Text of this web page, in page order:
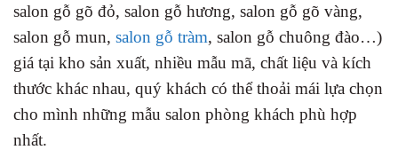
salon gỗ gõ đỏ, salon gỗ hương, salon gỗ gõ vàng,
salon gỗ mun, salon gỗ tràm, salon gỗ chuông đào…)
giá tại kho sản xuất, nhiều mẫu mã, chất liệu và kích
thước khác nhau, quý khách có thể thoải mái lựa chọn
cho mình những mẫu salon phòng khách phù hợp
nhất.